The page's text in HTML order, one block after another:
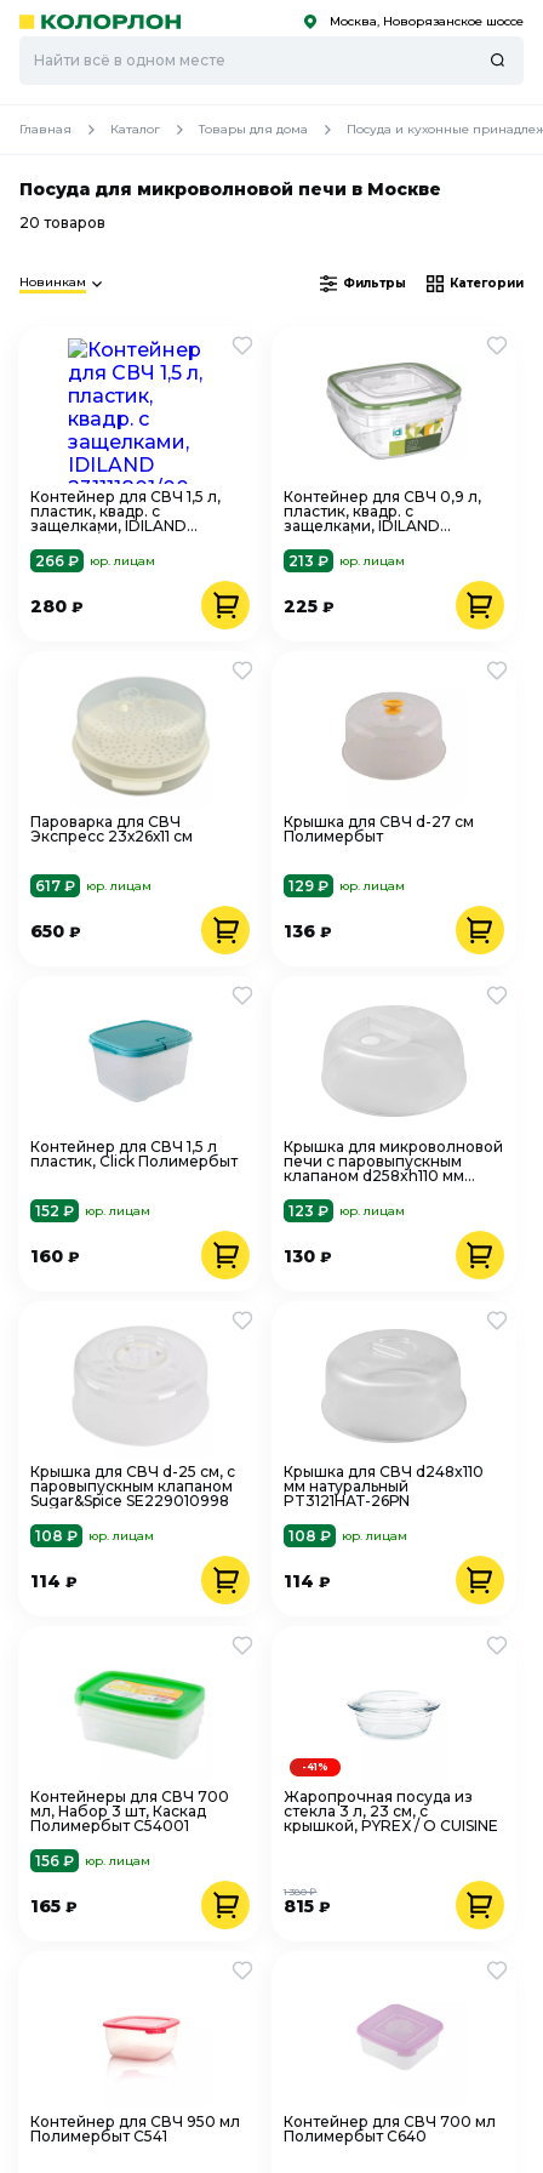
Скоро
Скоро Москва, Новорязанское шоссе
Главная Каталог Товары для дома Посуда и кухонные
Посуда для микроволновой печи в Москве
20 товаров
Новинкам Фильтры Категории
Контейнер для СВЧ 1,5 л,
пластик, квадр. с
защелками, IDILAND
266 ₽
юр. лицам
280 ₽
Контейнер для СВЧ 0,9 л,
пластик, квадр. с
защелками, IDILAND
213 ₽
юр. лицам
225₽
Пароварка для СВЧ
Экспресс 23х26х11 см
617 ₽ юр. лицам
650 ₽
Крышка для СВЧ d-27 см
Полимербыт
129 ₽ юр. лицам
136₽
Контейнер для СВЧ 1,5 л
пластик, Click Полимербыт
152 ₽ юр. лицам
160 ₽
Крышка для микроволновой
печи с паровыпускным
клапаном d258xh110 мм
PT9121НАТ-27РN
123 ₽ юр. лицам
130₽
Крышка для СВЧ d-25 см, с
паровыпускным клапаном
Sugar&Spice SE229010998
108 ₽
юр. лицам
114 ₽
Крышка для СВЧ d248x110
мм натуральный
PT3121НАТ-26РN
108 ₽
юр. лицам
114₽
Контейнеры для СВЧ 700
мл, Набор 3 шт, Каскад
Полимербыт C54001
156 ₽
юр. лицам
165 ₽
Жаропрочная посуда из
стекла 3 л, 23 см, с
крышкой, PYREX / O CUISINE
815₽
1 380 ₽
-41%
Контейнер для СВЧ 950 мл
Полимербыт C541
Контейнер для СВЧ 700 мл
Полимербыт C640